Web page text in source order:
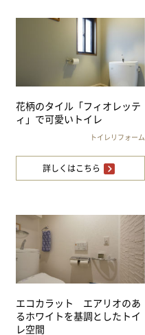
花柄のタイル「フィオレッテ
ィ」で可愛いトイレ
トイレリフォーム
詳しくはこちら
エコカラット エアリオのあ
るホワイトを基調としたトイ
レ空間